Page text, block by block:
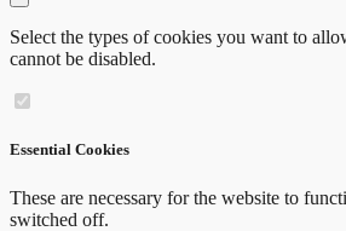
Select the types of cookies you want to
cannot be disabled.
Essential Cookies
These are necessary for the website to
switched off.